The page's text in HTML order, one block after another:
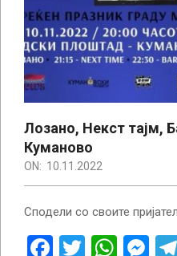
Лозано, Некст тајм,
Куманово
ON: 10.11.2022
Сподели со своите
Facebook
Twitter